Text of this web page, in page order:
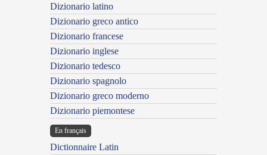
Dizionario latino
Dizionario greco antico
Dizionario francese
Dizionario inglese
Dizionario tedesco
Dizionario spagnolo
Dizionario greco moderno
Dizionario piemontese
En français
Dictionnaire Latin